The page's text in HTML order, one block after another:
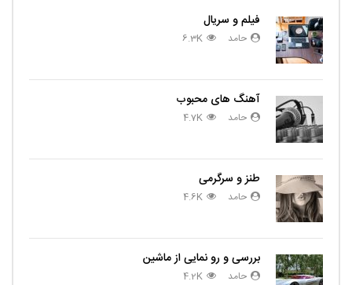
فیلم و سریال
حامد 6.3K
آهنگ های محبوب
حامد 4.7K
طنز و سرگرمی
حامد 4.6K
بررسی و رو نمایی از ماشین
حامد 4.2K